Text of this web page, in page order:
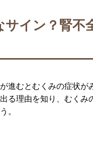
サイン？腎不
進むとむくみの症状
る理由を知り、むく
。